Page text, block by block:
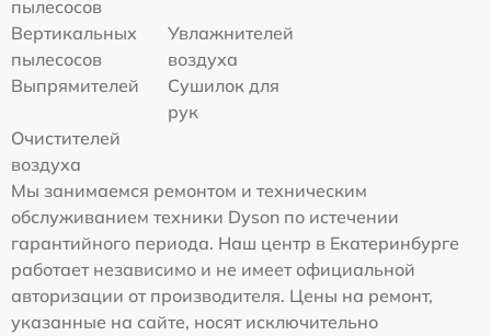
пылесосов
Вертикальных
пылесосов
Увлажнителей
воздуха
Выпрямителей
Сушилок для
рук
Очистителей
воздуха
Мы занимаемся ремонтом и техническим
обслуживанием техники Dyson по истечении
гарантийного периода. Наш центр в Екатеринбурге
работает независимо и не имеет официальной
авторизации от производителя. Цены на ремонт,
указанные на сайте, носят исключительно